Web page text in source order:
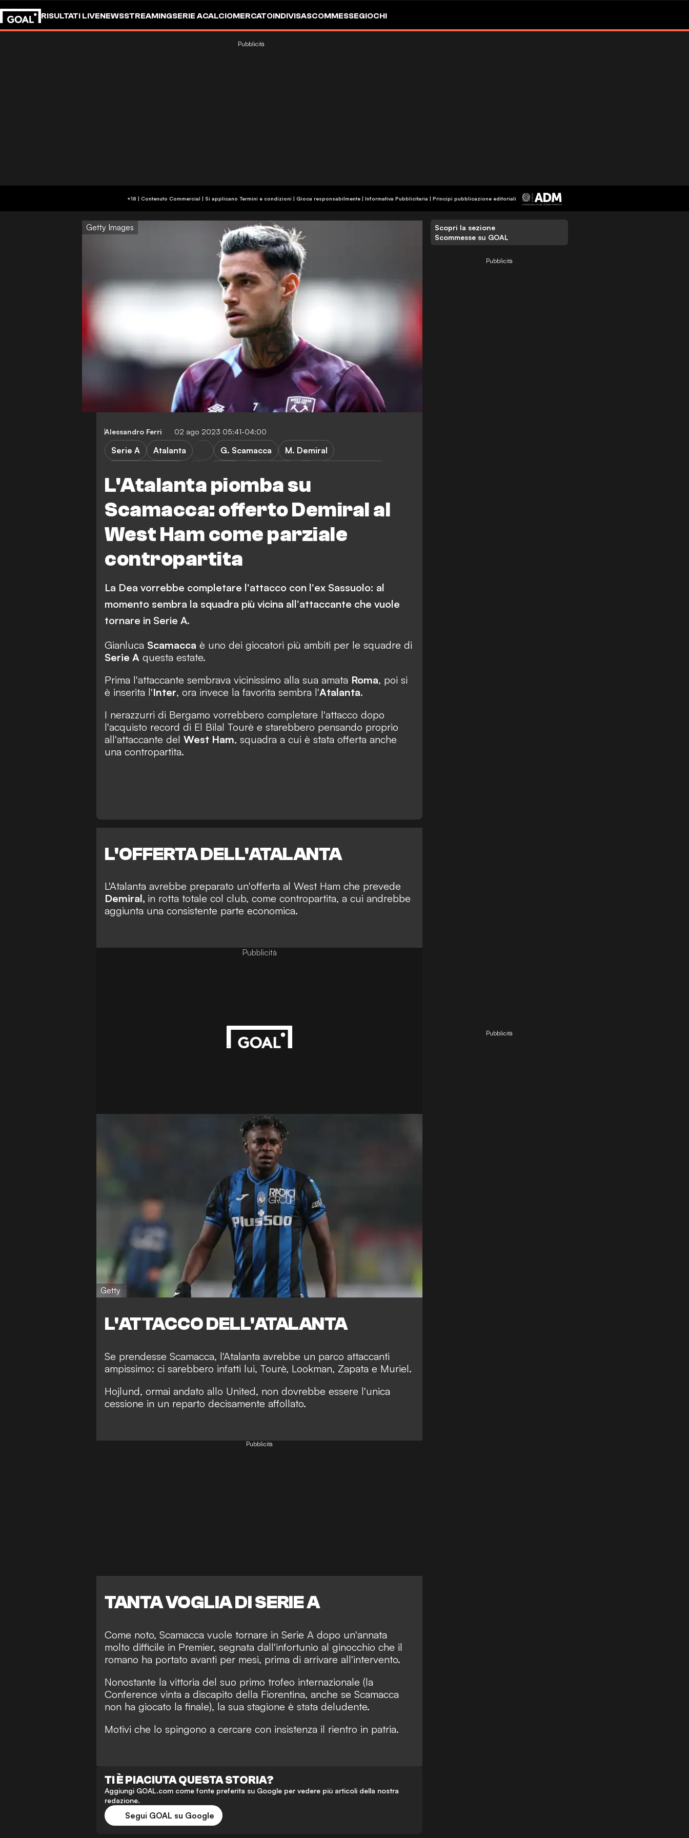
RISULTATI LIVENEWSSTREAMINGSERIE ACALCIOMERCATOINDIVISASCOMMESSEGIOCHI
Pubblicità
+18 | Contenuto Commercial | Si applicano Termini e condizioni | Gioca responsabilmente| Informativa Pubblicitaria | Principi pubblicazione editoriali
Getty Images
Alessandro Ferri 02 ago 2023 05:41-04:00
L'Atalanta piomba su
Scamacca: offerto Demiral al
West Ham come parziale
contropartita
Serie A Atalanta G. Scamacca
M. Demiral
La Dea vorrebbe completare l'attacco con l'ex Sassuolo: al
momento sembra la squadra più vicina all'attaccante che vuole
tornare in Serie A.
Gianluca Scamacca è uno dei giocatori più ambiti per le squadre di
Serie A questa estate.
Prima l'attaccante sembrava vicinissimo alla sua amata Roma, poi si
è inserita l'Inter, ora invece la favorita sembra l'Atalanta.
I nerazzurri di Bergamo vorrebbero completare l'attacco dopo
l'acquisto record di El Bilal Tourè e starebbero pensando proprio
all'attaccante del West Ham, squadra a cui è stata offerta anche
una contropartita.
L'OFFERTA DELL'ATALANTA
L'Atalanta avrebbe preparato un'offerta al West Ham che prevede
Demiral, in rotta totale col club, come contropartita, a cui andrebbe
aggiunta una consistente parte economica.
Pubblicità
Getty
L'ATTACCO DELL'ATALANTA
Se prendesse Scamacca, l'Atalanta avrebbe un parco attaccanti
ampissimo: ci sarebbero infatti lui, Tourè, Lookman, Zapata e Muriel.
Hojlund, ormai andato allo United, non dovrebbe essere l'unica
cessione in un reparto decisamente affollato.
Pubblicità
TANTA VOGLIA DI SERIE A
Come noto, Scamacca vuole tornare in Serie A dopo un'annata
molto difficile in Premier, segnata dall'infortunio al ginocchio che il
romano ha portato avanti per mesi, prima di arrivare all'intervento.
Nonostante la vittoria del suo primo trofeo internazionale (la
Conference vinta a discapito della Fiorentina, anche se Scamacca
non ha giocato la finale), la sua stagione è stata deludente.
Motivi che lo spingono a cercare con insistenza il rientro in patria.
TI È PIACIUTA QUESTA STORIA?
Aggiungi GOAL.com come fonte preferita su Google per vedere più articoli della nostra
redazione.
Segui GOAL su Google
Scopri la sezione
Scommesse su GOAL
Pubblicità
Pubblicità